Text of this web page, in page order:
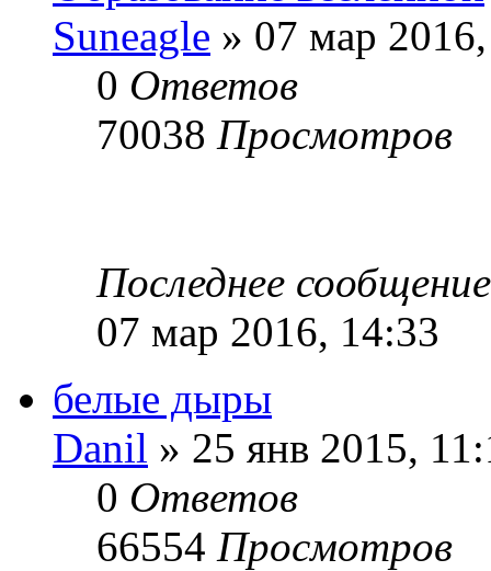
Suneagle » 07 мар
0 Ответов
70038 Просмотров
Последнее
07 мар 2016, 14:33
белые дыры
Danil » 25 янв 2015,
0 Ответов
66554 Просмотров